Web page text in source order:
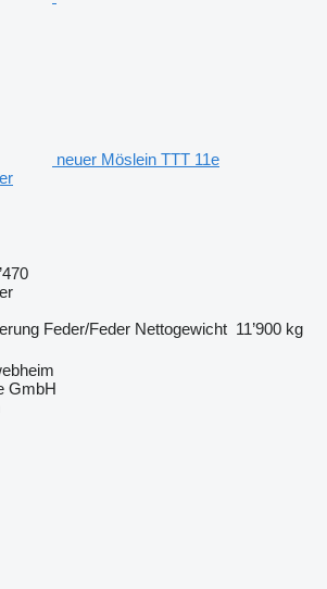
neuer Möslein TTT 11e
Feder/Feder Nettogewicht 11’900 kg
GmbH